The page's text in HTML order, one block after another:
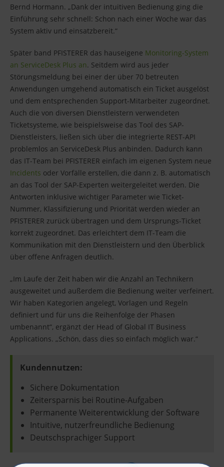
Bernd Hormann. „Dank der intuitiven Bedienung ging die
Einführung sehr schnell: Schon nach einer Woche war das
System aktiv und einsatzbereit.“
Später band PFISTERER das hauseigene Monitoring-System
an ServiceDesk Plus an. Seitdem wird aus jeder
Störungsmeldung bei einer der über 70 betreuten
Anwendungen umgehend automatisch ein Ticket ausgelöst
und dem entsprechenden Support-Mitarbeiter zugeordnet.
Auch die von diversen Dienstleistern verwendeten
Ticketsysteme, wie beispielsweise das Tool des SAP-
Dienstleisters, ließen sich über die integrierte REST-API
problemlos an ServiceDesk Plus anbinden. Dadurch kann
das IT-Team bei PFISTERER einfach im eigenen System neue
Incidents oder Vorfälle erstellen, die dann z. B. automatisch
an das Tool der SAP-Experten weitergeleitet werden. Die
Antworten inklusive wichtiger Parameter wie Ticket-
Nummer, Klassifizierung und Priorität werden wieder an
PFISTERER zurück übertragen und dem Ursprungs-Ticket
korrekt zugeordnet. Das erleichtert dem IT-Team die
Kommunikation mit den Dienstleistern und den Überblick
über offene Anfragen deutlich.
„Im Laufe der Zeit haben wir die Anzahl an Technikern
ausgeweitet und außerdem die Bedienung weiter verfeinert.
Wir haben Kategorien angelegt, Vorlagen und Regeln
definiert und für uns die Reihenfolge der Phasen
umbenannt“, ergänzt der Head of Global IT Business
Applications. „Schön, dass dies so einfach möglich war.“
Kundennutzen:
Sichere Dokumentation
Zeitersparnis bei Routine-Aufgaben
Permanente Weiterentwicklung der Software
Intuitive, nutzerfreundliche Bedienung
Deutschsprachiger Support